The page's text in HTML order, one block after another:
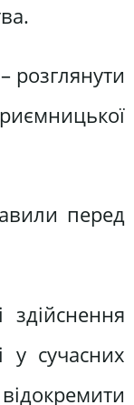
розглянути
перед
у сучасних